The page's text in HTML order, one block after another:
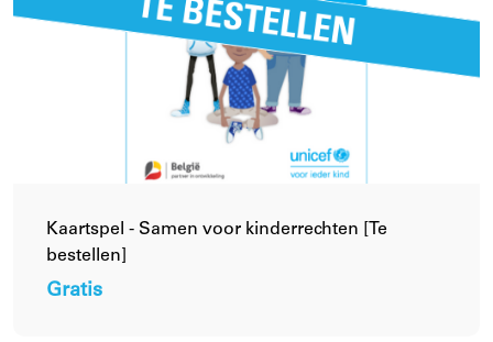
Kaartspel - Samen voor kinderrechten [Te
bestellen]
Gratis